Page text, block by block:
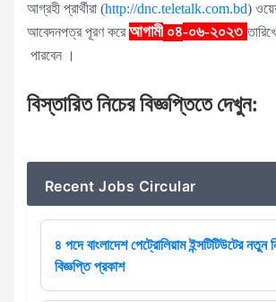
আগ্রহী প্রার্থীরা (http://dnc.teletalk.com.bd)
আবেদনপত্র পূরণ করেআগামী ০৪-০৬-২০২৩
পারবেন ।
বিস্তারিতনিচেরবিজ্ঞপ্তিতে দেখুন:
Recent Jobs Circular
৪ পদে বাংলাদেশ পেট্রোলিয়াম ইন্সটিটিউটের নতুন
বিজ্ঞপ্তি প্রকাশ